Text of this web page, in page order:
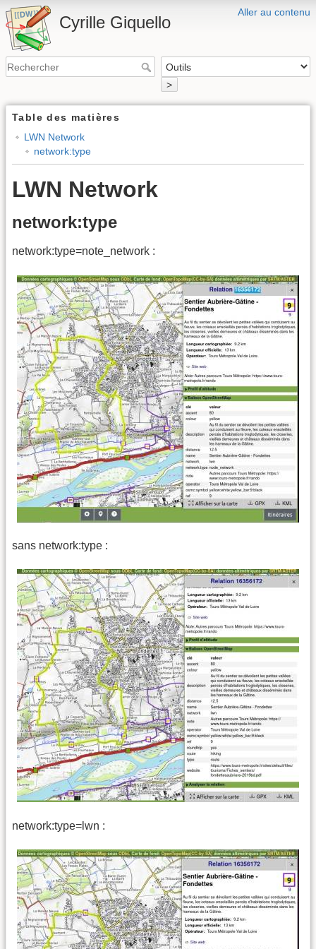
Aller au contenu
Cyrille Giquello
>
Table des matières
LWN Network
network:type
LWN Network
network:type
network:type=note_network :
sans network:type :
network:type=lwn :